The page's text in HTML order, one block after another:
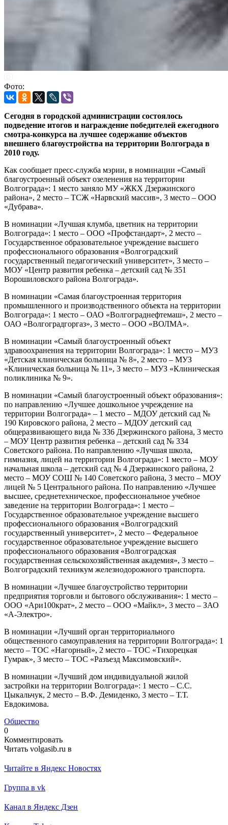
Фото:
Сегодня в городской администрации состоялось
подведение итогов и награждение победителей ежегодного
смотра-конкурса на лучшее содержание объектов
внешнего благоустройства на территории Волгограда в
2010 году.
Как сообщает пресс-служба мэрии, в номинации «Самый
благоустроенный объект озеленения на территории
Волгограда»: 1 место заняло МУ «ЖКХ Дзержинского
района», 2 место – ТСЖ «Нарвский массив», 3 место – ООО
«Дубрава».
В номинации «Лучшая клумба, цветник на территории
Волгограда»: 1 место – ООО «Профстандарт», 2 место –
Государственное образовательное учреждение высшего
профессионального образования «Волгоградский
государственный педагогический университет», 3 место –
МОУ «Центр развития ребенка – детский сад № 351
Ворошиловского района Волгограда».
В номинации «Самая благоустроенная территория
промышленного и производственного объекта на территории
Волгограда»: 1 место – ОАО «Волгограднефтемаш», 2 место –
ОАО «Волгоградгоргаз», 3 место – ООО «ВОЛМА».
В номинации «Самый благоустроенный объект
здравоохранения на территории Волгограда»: 1 место – МУЗ
«Детская клиническая больница № 8», 2 место – МУЗ
«Клиническая больница № 11», 3 место – МУЗ «Клиническая
поликлиника № 9».
В номинации «Самый благоустроенный объект образования»:
по направлению «Лучшее дошкольное учреждение на
территории Волгограда» – 1 место – МДОУ детский сад №
190 Кировского района, 2 место – МДОУ детский сад
общеразвивающего вида № 336 Дзержинского района, 3 место
– МОУ Центр развития ребенка – детский сад № 334
Советского района. По направлению «Лучшая школа,
гимназия, лицей на территории Волгограда»: 1 место – МОУ
начальная школа – детский сад № 4 Дзержинского района, 2
место – МОУ СОШ № 140 Советского района, 3 место – МОУ
лицей № 5 Центрального района. По направлению «Лучшее
высшее, среднетехническое, профессиональное учебное
заведение на территории Волгограда»: 1 место –
Государственное образовательное учреждение высшего
профессионального образования «Волгоградский
государственный университет», 2 место – Федеральное
государственное образовательное учреждение высшего
профессионального образования «Волгоградская
государственная сельскохозяйственная академия», 3 место –
Волгоградский техникум железнодорожного транспорта.
В номинации «Лучшее благоустройство территории
предприятия торговли и бытового обслуживания»: 1 место –
ООО «Ари100крат», 2 место – ООО «Майкл», 3 место – ЗАО
«А-Электро».
В номинации «Лучший орган территориального
общественного самоуправления на территории Волгограда»: 1
место – ТОС «Нагорный», 2 место – ТОС «Тихорецкая
Гумрак», 3 место – ТОС «Разъезд Максимовский».
В номинации «Лучший дом индивидуальной жилой
застройки на территории Волгограда»: 1 место – С.С.
Цыкальчук, 2 место – В.Ф. Демиденко, 3 место – Т.Т.
Евдокимова.
Общество
0
Комментировать
Читать volgasib.ru в
Читайте в Яндекс Новостях
Группа в vk
Канал в Яндекс Дзен